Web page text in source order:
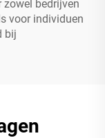
bedrijven
voor individuen
bij